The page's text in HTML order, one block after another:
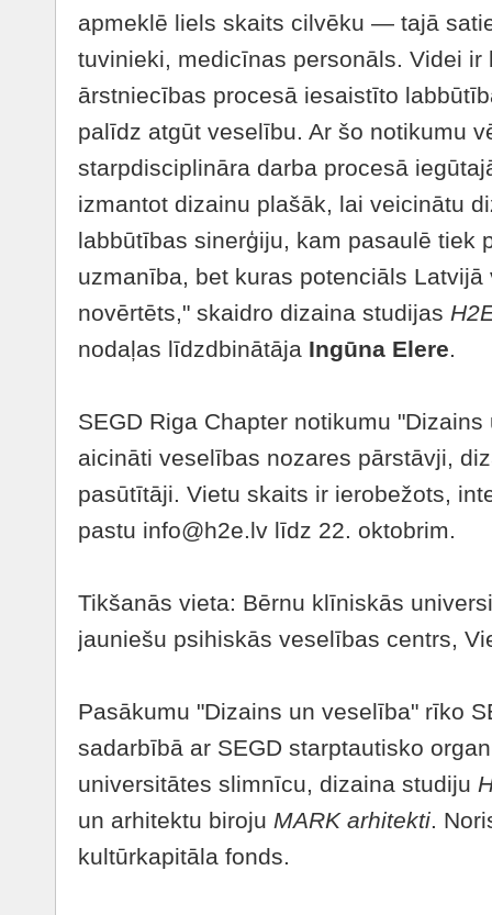
apmeklē liels skaits cilvēku — tajā
tuvinieki, medicīnas personāls. Videi ir
ārstniecības procesā iesaistīto
palīdz atgūt veselību. Ar šo notikumu
starpdisciplināra darba procesā
izmantot dizainu plašāk, lai veicinātu
labbūtības sinerģiju, kam pasaulē tiek
uzmanība, bet kuras potenciāls
novērtēts," skaidro dizaina studijas
nodaļas līdzdbinātāja Ingūna Elere.
SEGD Riga Chapter notikumu
aicināti veselības nozares pārstāvji,
pasūtītāji. Vietu skaits ir ierobežots,
pastu info@h2e.lv līdz 22. oktobrim.
Tikšanās vieta: Bērnu klīniskās
jauniešu psihiskās veselības centrs,
Pasākumu "Dizains un veselība" rīko
sadarbībā ar SEGD starptautisko
universitātes slimnīcu, dizaina studiju
un arhitektu biroju MARK arhitekti.
kultūrkapitāla fonds.